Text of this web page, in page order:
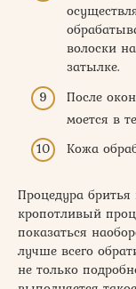
волоски
затылке.
После
моется в
Кожа
Процедура
кропотливый
показаться
лучше всего
не только